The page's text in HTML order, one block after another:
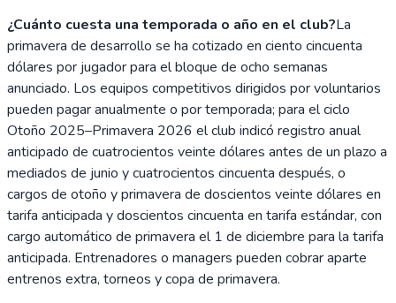
¿Cuánto cuesta una temporada o año en el club?La
primavera de desarrollo se ha cotizado en ciento cincuenta
dólares por jugador para el bloque de ocho semanas
anunciado. Los equipos competitivos dirigidos por voluntarios
pueden pagar anualmente o por temporada; para el ciclo
Otoño 2025–Primavera 2026 el club indicó registro anual
anticipado de cuatrocientos veinte dólares antes de un plazo a
mediados de junio y cuatrocientos cincuenta después, o
cargos de otoño y primavera de doscientos veinte dólares en
tarifa anticipada y doscientos cincuenta en tarifa estándar, con
cargo automático de primavera el 1 de diciembre para la tarifa
anticipada. Entrenadores o managers pueden cobrar aparte
entrenos extra, torneos y copa de primavera.